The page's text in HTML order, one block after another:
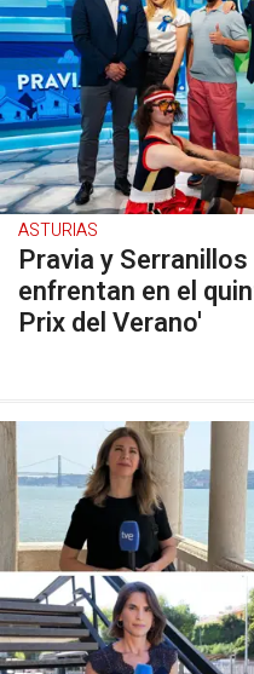
ASTURIAS
Pravia y
enfrentan en el
Prix del Verano'